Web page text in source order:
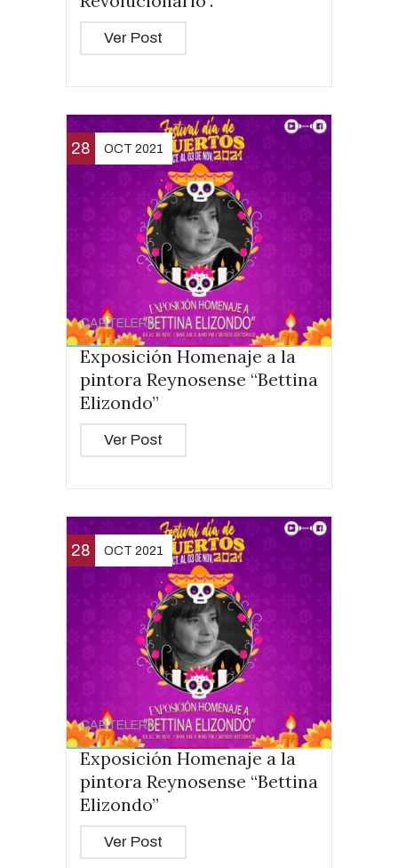
Ver Post
28 OCT 2021
CARTELERA
Exposición Homenaje a la
pintora Reynosense “Bettina
Elizondo”
Ver Post
28 OCT 2021
CARTELERA
Exposición Homenaje a la
pintora Reynosense “Bettina
Elizondo”
Ver Post